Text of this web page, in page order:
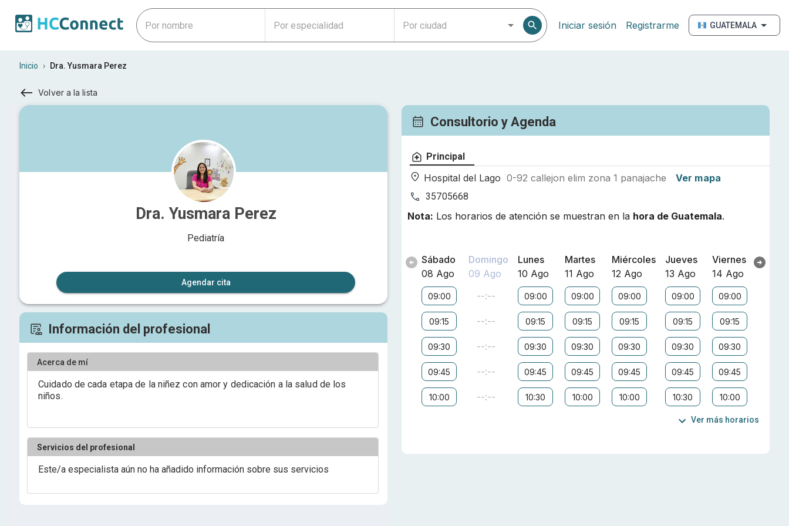
Iniciar sesión Registrarme GUATEMALA
Inicio › Dra. Yusmara Perez
Volver a la lista
Dra. Yusmara Perez
Pediatría
Agendar cita
Información del profesional
Acerca de mí
Cuidado de cada etapa de la niñez con amor y dedicación a la salud de los
niños.
Servicios del profesional
Este/a especialista aún no ha añadido información sobre sus servicios
Consultorio y Agenda
Principal
Hospital del Lago 0-92 callejon elim zona 1 panajache Ver mapa
35705668
Nota: Los horarios de atención se muestran en la hora de Guatemala.
Sábado
08 Ago
09:00
09:15
09:30
09:45
10:00
Domingo
09 Ago
--:--
--:--
--:--
--:--
--:--
Lunes
10 Ago
09:00
09:15
09:30
09:45
10:30
Martes
11 Ago
09:00
09:15
09:30
09:45
10:00
Miércoles
12 Ago
09:00
09:15
09:30
09:45
10:00
Jueves
13 Ago
09:00
09:15
09:30
09:45
10:30
Viernes
14 Ago
09:00
09:15
09:30
09:45
10:00
Ver más horarios